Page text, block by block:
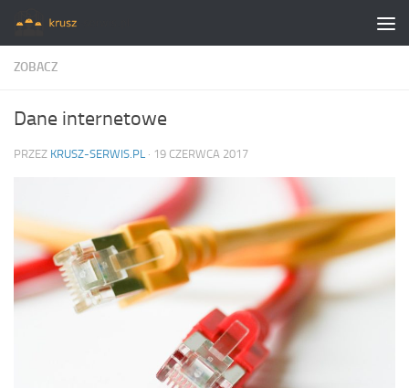
Skip to content
ZOBACZ
Dane internetowe
PRZEZ KRUSZ-SERWIS.PL · 19 CZERWCA 2017